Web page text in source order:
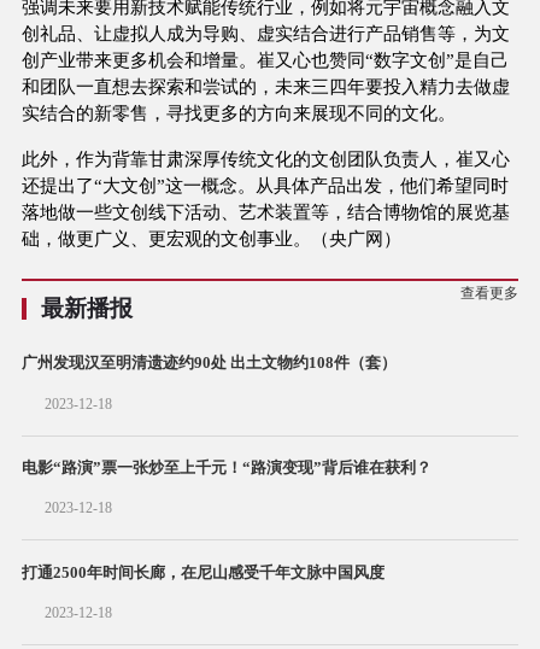
强调未来要用新技术赋能传统行业，例如将元宇宙概念融入文
创礼品、让虚拟人成为导购、虚实结合进行产品销售等，为文
创产业带来更多机会和增量。崔又心也赞同“数字文创”是自己
和团队一直想去探索和尝试的，未来三四年要投入精力去做虚
实结合的新零售，寻找更多的方向来展现不同的文化。
此外，作为背靠甘肃深厚传统文化的文创团队负责人，崔又心
还提出了“大文创”这一概念。从具体产品出发，他们希望同时
落地做一些文创线下活动、艺术装置等，结合博物馆的展览基
础，做更广义、更宏观的文创事业。（央广网）
最新播报
查看更多
广州发现汉至明清遗迹约90处 出土文物约108件（套）
2023-12-18
电影“路演”票一张炒至上千元！“路演变现”背后谁在获利？
2023-12-18
打通2500年时间长廊，在尼山感受千年文脉中国风度
2023-12-18